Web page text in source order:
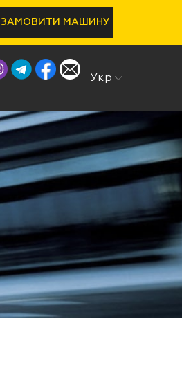
ЗАМОВИТИ МАШИНУ
Рус
Укр